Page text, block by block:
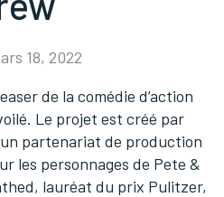
18, 2022
de la comédie d’action
Le projet est créé par
partenariat de production
les personnages de Pete &
lauréat du prix Pulitzer,